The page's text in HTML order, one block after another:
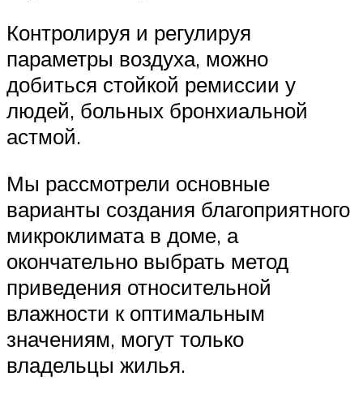
Контролируя и регулируя
параметры воздуха, можно
добиться стойкой ремиссии у
людей, больных бронхиальной
астмой.
Мы рассмотрели основные
варианты создания благоприятного
микроклимата в доме, а
окончательно выбрать метод
приведения относительной
влажности к оптимальным
значениям, могут только
владельцы жилья.